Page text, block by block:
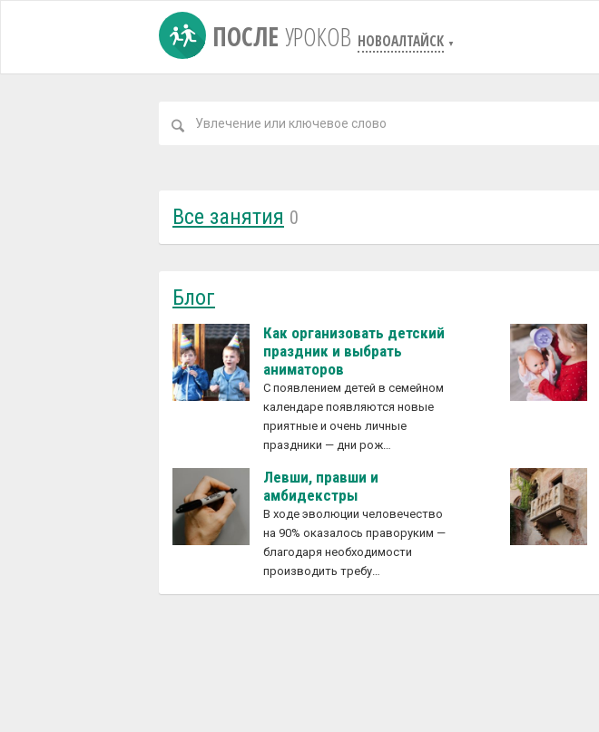
ПОСЛЕ УРОКОВ НОВОАЛТАЙСК ▼
Все занятия 0
Блог
Как организовать детский
праздник и выбрать
аниматоров
С появлением детей в семейном
календаре появляются новые
приятные и очень личные
праздники — дни рож…
Левши, правши и
амбидекстры
В ходе эволюции человечество
на 90% оказалось праворуким —
благодаря необходимости
производить требу…